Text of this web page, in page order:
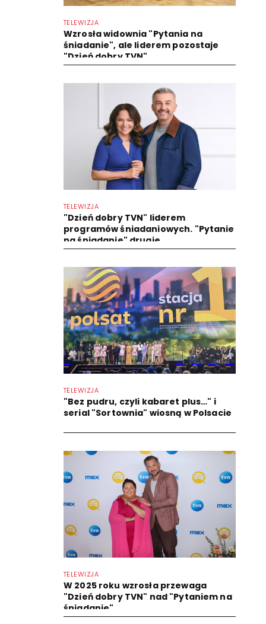
TELEWIZJA
Wzrosła widownia "Pytania na
śniadanie", ale liderem pozostaje
"Dzień dobry TVN"
TELEWIZJA
"Dzień dobry TVN" liderem
programów śniadaniowych. "Pytanie
na śniadanie" drugie
TELEWIZJA
"Bez pudru, czyli kabaret plus…" i
serial "Sortownia" wiosną w Polsacie
TELEWIZJA
W 2025 roku wzrosła przewaga
"Dzień dobry TVN" nad "Pytaniem na
śniadanie"